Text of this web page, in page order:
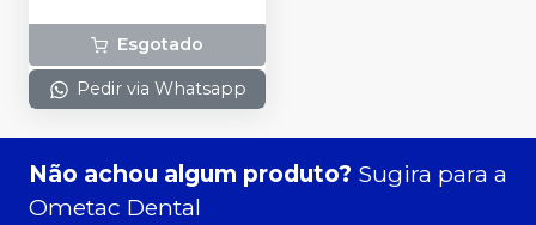
Esgotado
Pedir via Whatsapp
Não achou algum produto? Sugira para a
Ometac Dental